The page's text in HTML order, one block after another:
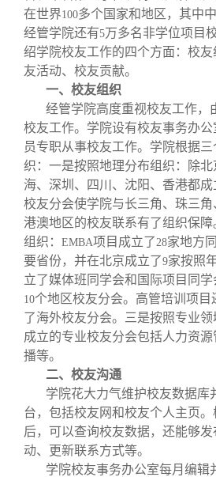
在世界100多个国家和地区，其中
经管学院还有5万多名非学位项目
绍学院校友工作的四个方面：校
友活动、校友贡献。
一、校友组织
经管学院高度重视校友工作，
校友工作。学院设有校友事务办
员专职从事校友工作。学院根据
织：一是按照地理分布组织：除
海、深圳、四川、沈阳、香港都
校友分会使学院与长三角、珠三
港澳地区的校友联系有了组织保障
组织： EMBA项目成立了 28家地方
要省份，并在北京成立了9家按照
立了媒体班同学会和国际项目同学
10个地区校友分会。高管培训项目
了海外校友分会。三是按照专业
成立的专业校友分会包括人力资
播等。
二、校友沟通
学院花大力气维护校友数据库
台，包括校友网和校友个人主页。
后，可以查询校友数据，还能够
动、更新联系方式等。
学院校友事务办公室每月编辑